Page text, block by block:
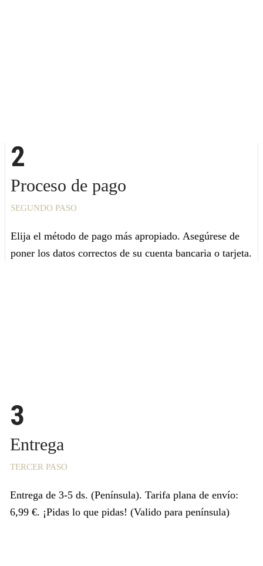
2
Proceso de pago
SEGUNDO PASO
Elija el método de pago más apropiado. Asegúrese de
poner los datos correctos de su cuenta bancaria o tarjeta.
3
Entrega
TERCER PASO
Entrega de 3-5 ds. (Península). Tarifa plana de envío:
6,99 €. ¡Pidas lo que pidas! (Valido para península)